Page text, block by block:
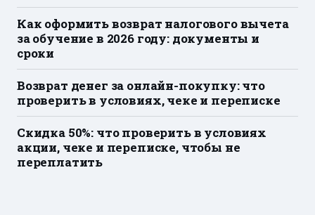
Как оформить возврат налогового вычета
за обучение в 2026 году: документы и
сроки
Возврат денег за онлайн-покупку: что
проверить в условиях, чеке и переписке
Скидка 50%: что проверить в условиях
акции, чеке и переписке, чтобы не
переплатить